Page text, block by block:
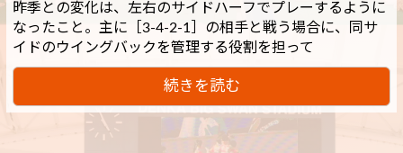
昨季との変化は、左右のサイドハーフでプレーするように
なったこと。主に［3-4-2-1］の相手と戦う場合に、同サ
イドのウイングバックを管理する役割を担って
続きを読む